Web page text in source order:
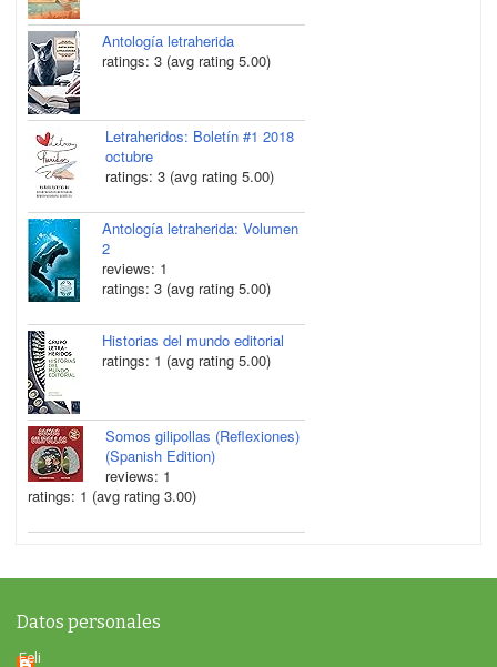
Antología letraherida
ratings: 3 (avg rating 5.00)
Letraheridos: Boletín #1 2018
octubre
ratings: 3 (avg rating 5.00)
Antología letraherida: Volumen
2
reviews: 1
ratings: 3 (avg rating 5.00)
Historias del mundo editorial
ratings: 1 (avg rating 5.00)
Somos gilipollas (Reflexiones)
(Spanish Edition)
reviews: 1
ratings: 1 (avg rating 3.00)
Datos personales
Feli